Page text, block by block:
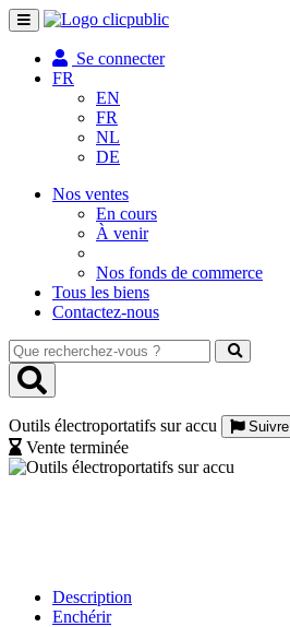
Toggle
navigation
Se connecter
FR
EN
FR
NL
DE
Nos ventes
En cours
À venir
Nos fonds de commerce
Tous les biens
Contactez-nous
Que
recherchez-
vous
Outils électroportatifs sur accu
Suivre
Vente terminée
Description
Enchérir